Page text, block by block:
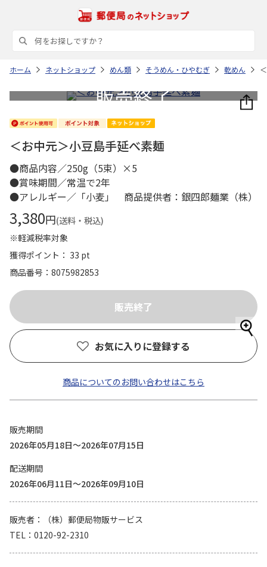
ホーム ネットショップ めん類 そうめん・ひやむぎ 乾めん
＜お中元＞小豆島手延べ素麺
●商品内容／250g（5束）×5
●賞味期間／常温で2年
●アレルギー／「小麦」 商品提供者：銀四郎麺業（株）
3,380円(送料・税込)
※軽減税率対象
獲得ポイント： 33 pt
商品番号
8075982853
お気に入りに登録する
商品についてのお問い合わせはこちら
販売期間
2026年05月18日～2026年07月15日
配送期間
2026年06月11日～2026年09月10日
販売者
（株）郵便局物販サービス
TEL
0120-92-2310